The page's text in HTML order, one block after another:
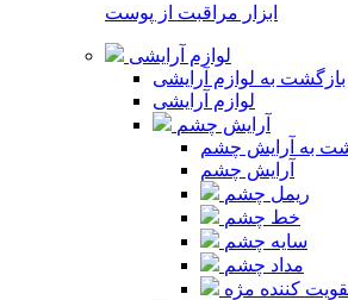
ابزار مراقبت از پوست
لوازم آرایشی
بازگشت به لوازم آرایشی
لوازم آرایشی
آرایش چشم
به آرایش چشم
آرایش چشم
ریمل چشم
خط چشم
سایه چشم
مداد چشم
کننده مژه